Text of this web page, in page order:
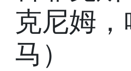
克尼姆
马）